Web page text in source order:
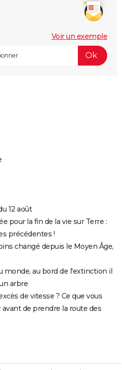
Voir un exemple
12 août
pour la fin de la vie sur Terre :
précédentes !
changé depuis le Moyen Âge,
monde, au bord de l'extinction il
arbre
de vitesse ? Ce que vous
de prendre la route des